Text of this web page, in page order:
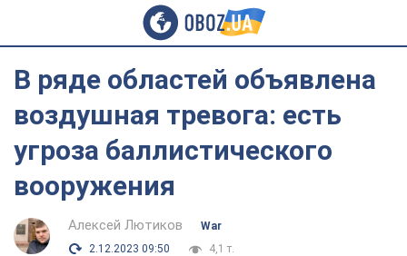
В ряде областей объявлена
воздушная тревога: есть
угроза баллистического
вооружения
Алексей Лютиков
War
2.12.2023 09:50
4,1 т.